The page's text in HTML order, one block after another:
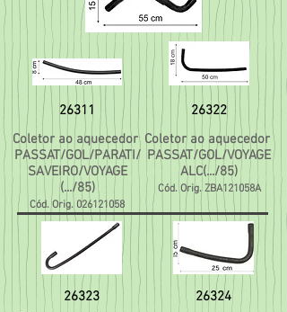
26311
Coletor ao aquecedor
PASSAT/GOL/PARATI/
SAVEIRO/VOYAGE
(.../85)
Cód. Orig. 026121058
26322
Coletor ao aquecedor
PASSAT/GOL/VOYAGE
ALC(.../85)
Cód. Orig. ZBA121058A
26323
26324